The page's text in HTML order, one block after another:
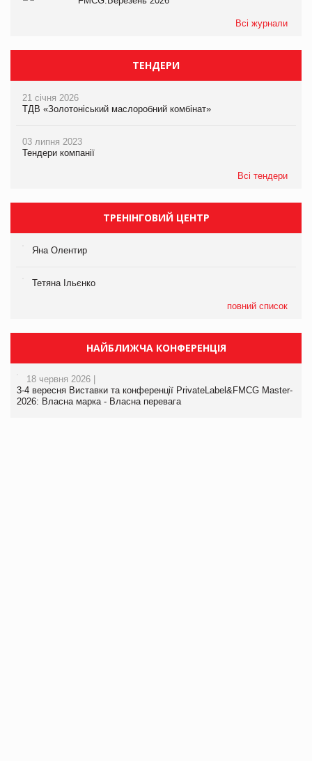
Всі журнали
ТЕНДЕРИ
21 січня 2026
ТДВ «Золотоніський маслоробний комбінат»
03 липня 2023
Тендери компанії
Всі тендери
ТРЕНІНГОВИЙ ЦЕНТР
Яна Олентир
Тетяна Ільєнко
повний список
НАЙБЛИЖЧА КОНФЕРЕНЦІЯ
18 червня 2026 |
3-4 вересня Виставки та конференції PrivateLabel&FMCG Master-
2026: Власна марка - Власна перевага